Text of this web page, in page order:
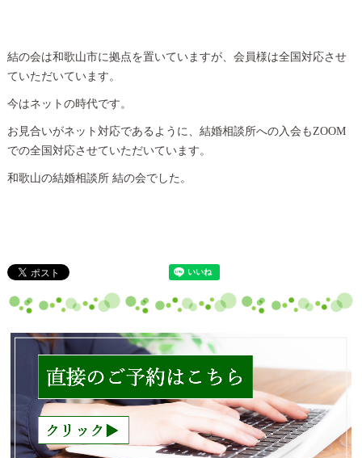
結の会は和歌山市に拠点を置いていますが、会員様は全国対応させ
ていただいています。
今はネットの時代です。
お見合いがネット対応であるように、結婚相談所への入会もZOOM
での全国対応させていただいています。
和歌山の結婚相談所 結の会でした。